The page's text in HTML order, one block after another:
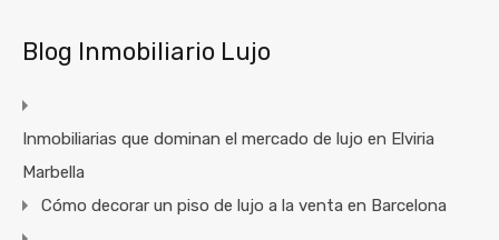
Blog Inmobiliario Lujo
Inmobiliarias que dominan el mercado de lujo en Elviria
Marbella
Cómo decorar un piso de lujo a la venta en Barcelona